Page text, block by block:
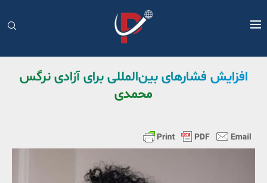
افزایش فشارهای بین‌المللی برای آزادی نرگس
محمدی